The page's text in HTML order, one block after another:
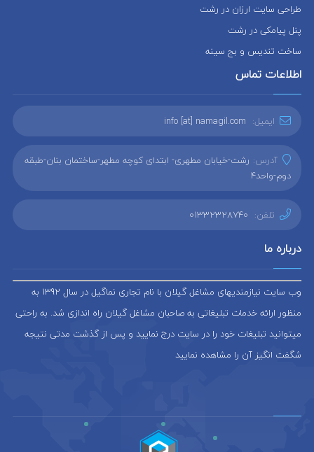
طراحی سایت ارزان در رشت
پنل پیامکی در رشت
ساخت تندیس و بج سینه
اطلاعات تماس
ایمیل: info [at] namagil.com
آدرس: رشت-خیابان مطهری- ابتدای کوچه مطهر-ساختمان بنان-طبقه
دوم-واحد4
تلفن: 01332328740
درباره ما
وب سایت نیازمندیهای مشاغل گیلان با نام تجاری نماگیل در سال 1392 به
منظور ارائه خدمات تبلیغاتی به صاحبان مشاغل گیلان راه اندازی شد. به راحتی
میتوانید تبلیغات خود را در سایت درج نمایید و پس از گذشت مدتی نتیجه
شگفت انگیز آن را مشاهده نمایید